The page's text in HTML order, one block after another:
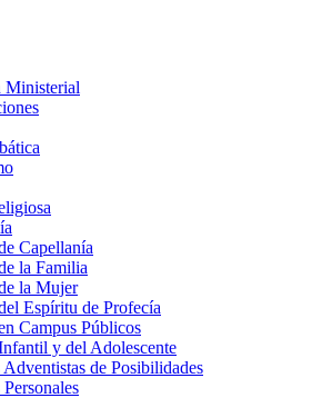
Ministerial
Capellanía
la Familia
la Mujer
Espíritu de Profecía
Campus Públicos
y del Adolescente
de Posibilidades